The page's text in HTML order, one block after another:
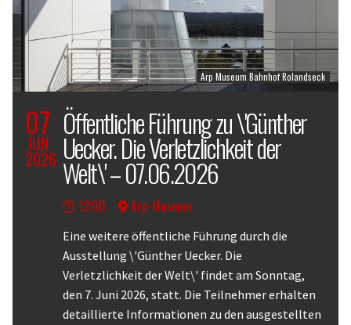
Arp Museum Bahnhof Rolandseck
07
JUN
2026
Öffentliche Führung zu \'Günther
Uecker. Die Verletzlichkeit der
Welt\' – 07.06.2026
12:00 Arp-Museum
Body
Eine weitere öffentliche Führung durch die
Ausstellung \'Günther Uecker. Die
Verletzlichkeit der Welt\' findet am Sonntag,
den 7. Juni 2026, statt. Die Teilnehmer erhalten
detaillierte Informationen zu den ausgestellten